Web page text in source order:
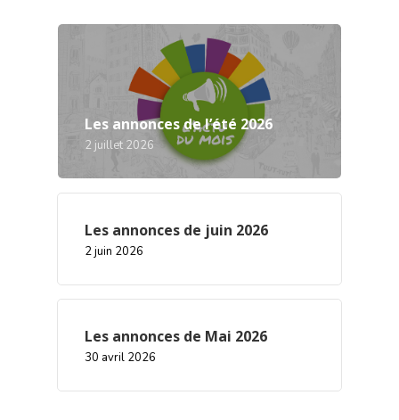
Les annonces de l’été 2026
2 juillet 2026
Les annonces de juin 2026
2 juin 2026
Les annonces de Mai 2026
30 avril 2026